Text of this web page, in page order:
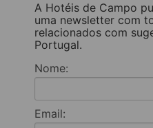
A Hotéis de Campo
uma newsletter com
relacionados com
Portugal.
Nome:
Email: